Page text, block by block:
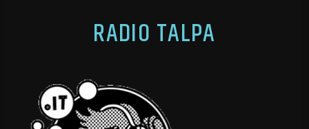
RADIO TALPA